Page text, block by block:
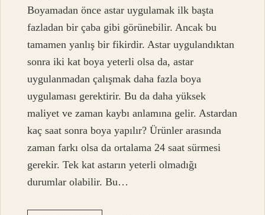
Boyamadan önce astar uygulamak ilk başta
fazladan bir çaba gibi görünebilir. Ancak bu
tamamen yanlış bir fikirdir. Astar uygulandıktan
sonra iki kat boya yeterli olsa da, astar
uygulanmadan çalışmak daha fazla boya
uygulaması gerektirir. Bu da daha yüksek
maliyet ve zaman kaybı anlamına gelir. Astardan
kaç saat sonra boya yapılır? Ürünler arasında
zaman farkı olsa da ortalama 24 saat sürmesi
gerekir. Tek kat astarın yeterli olmadığı
durumlar olabilir. Bu…